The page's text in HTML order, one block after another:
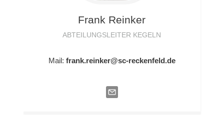
Frank Reinker
ABTEILUNGSLEITER KEGELN
Mail: frank.reinker@sc-reckenfeld.de